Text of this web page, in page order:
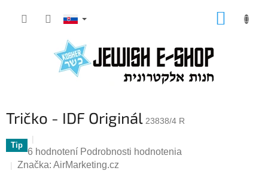
Tričko - IDF Originál 23838/4 R
Tip
Priemerné
hodnotenie
6 hodnotení Podrobnosti hodnotenia
Značka: AirMarketing.cz